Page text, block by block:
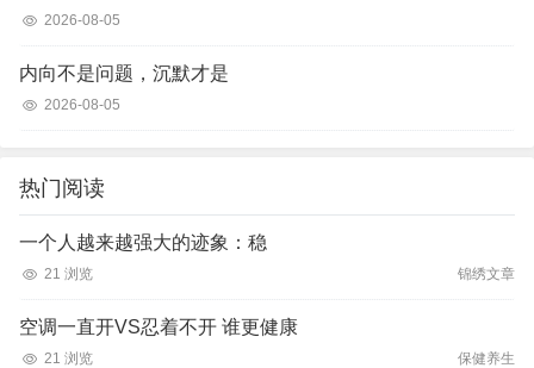
2026-08-05
内向不是问题，沉默才是
2026-08-05
热门阅读
一个人越来越强大的迹象：稳
21 浏览 锦绣文章
空调一直开VS忍着不开 谁更健康
21 浏览 保健养生